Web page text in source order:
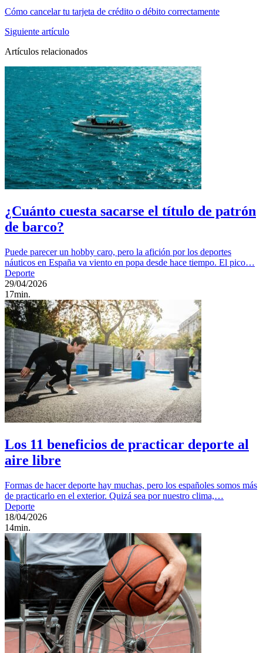
Cómo cancelar tu tarjeta de crédito o débito correctamente
Siguiente artículo
Artículos relacionados
¿Cuánto cuesta sacarse el título de patrón
de barco?
Puede parecer un hobby caro, pero la afición por los deportes
náuticos en España va viento en popa desde hace tiempo. El pico…
Deporte
29/04/2026
17min.
Los 11 beneficios de practicar deporte al
aire libre
Formas de hacer deporte hay muchas, pero los españoles somos más
de practicarlo en el exterior. Quizá sea por nuestro clima,…
Deporte
18/04/2026
14min.